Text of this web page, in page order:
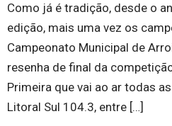
Como já é tradição, desde o
edição, mais uma vez os
Campeonato Municipal de
resenha de final da
Primeira que vai ao ar todas
Litoral Sul 104.3, entre […]